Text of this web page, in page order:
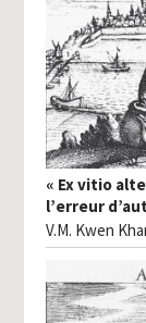
« Ex vitio
l’erreur
V.M. Kwen